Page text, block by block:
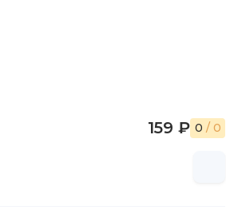
159 ₽ 0 / 0